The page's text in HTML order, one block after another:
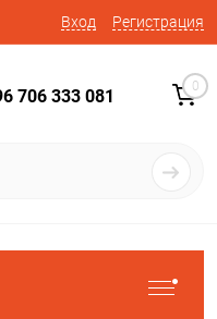
Вход Регистрация
706 333 081 0